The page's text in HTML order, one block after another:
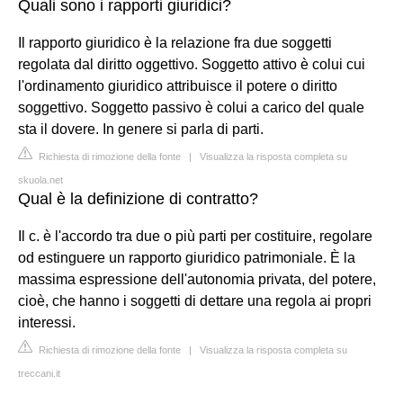
Quali sono i rapporti giuridici?
Il rapporto giuridico è la relazione fra due soggetti
regolata dal diritto oggettivo. Soggetto attivo è colui cui
l'ordinamento giuridico attribuisce il potere o diritto
soggettivo. Soggetto passivo è colui a carico del quale
sta il dovere. In genere si parla di parti.
Richiesta di rimozione della fonte | Visualizza la risposta completa su
skuola.net
Qual è la definizione di contratto?
Il c. è l'accordo tra due o più parti per costituire, regolare
od estinguere un rapporto giuridico patrimoniale. È la
massima espressione dell'autonomia privata, del potere,
cioè, che hanno i soggetti di dettare una regola ai propri
interessi.
Richiesta di rimozione della fonte | Visualizza la risposta completa su
treccani.it